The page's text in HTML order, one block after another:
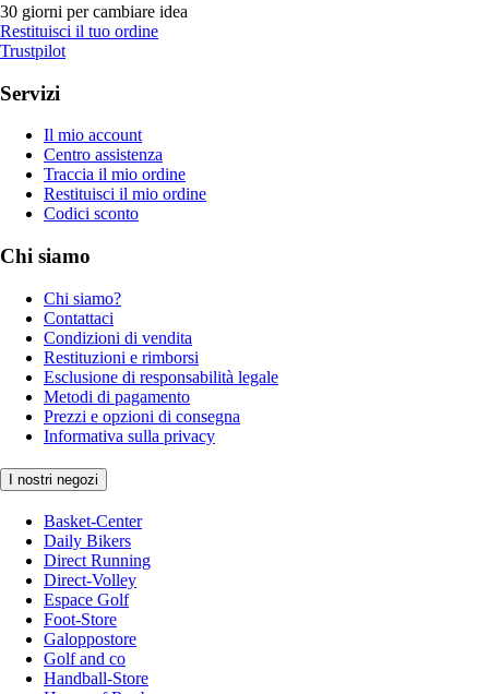
30 giorni per cambiare idea
Restituisci il tuo ordine
Trustpilot
Servizi
Il mio account
Centro assistenza
Traccia il mio ordine
Restituisci il mio ordine
Codici sconto
Chi siamo
Chi siamo?
Contattaci
Condizioni di vendita
Restituzioni e rimborsi
Esclusione di responsabilità legale
Metodi di pagamento
Prezzi e opzioni di consegna
Informativa sulla privacy
I nostri negozi
Basket-Center
Daily Bikers
Direct Running
Direct-Volley
Espace Golf
Foot-Store
Galoppostore
Golf and co
Handball-Store